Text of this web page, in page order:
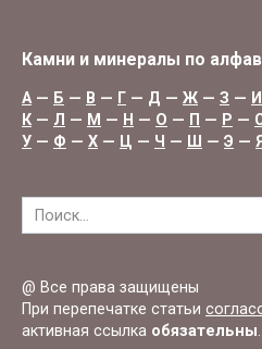
Камни и минералы по
А— Б — В — Г — Д — Ж — З — И
К — Л — М — Н — О — П — Р —
У — Ф — Х — Ц — Ч — Ш — Э —
Search
for:
@ Все права защищены
При перепечатке статьи
активная ссылка обязательны.